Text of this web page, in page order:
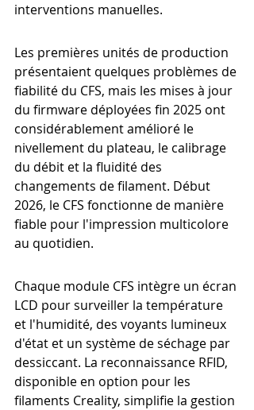
interventions manuelles.
Les premières unités de production
présentaient quelques problèmes de
fiabilité du CFS, mais les mises à jour
du firmware déployées fin 2025 ont
considérablement amélioré le
nivellement du plateau, le calibrage
du débit et la fluidité des
changements de filament. Début
2026, le CFS fonctionne de manière
fiable pour l'impression multicolore
au quotidien.
Chaque module CFS intègre un écran
LCD pour surveiller la température
et l'humidité, des voyants lumineux
d'état et un système de séchage par
dessiccant. La reconnaissance RFID,
disponible en option pour les
filaments Creality, simplifie la gestion